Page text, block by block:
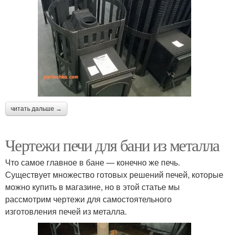
читать дальше →
Чертежи печи для бани из металла
Что самое главное в бане — конечно же печь.
Существует множество готовых решений печей, которые
можно купить в магазине, но в этой статье мы
рассмотрим чертежи для самостоятельного
изготовления печей из металла.